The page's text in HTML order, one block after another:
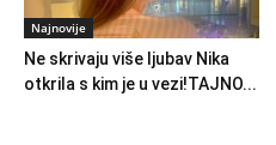
Najnovije
Ne skrivaju više ljubav Nika
otkrila s kim je u vezi!TAJNO...